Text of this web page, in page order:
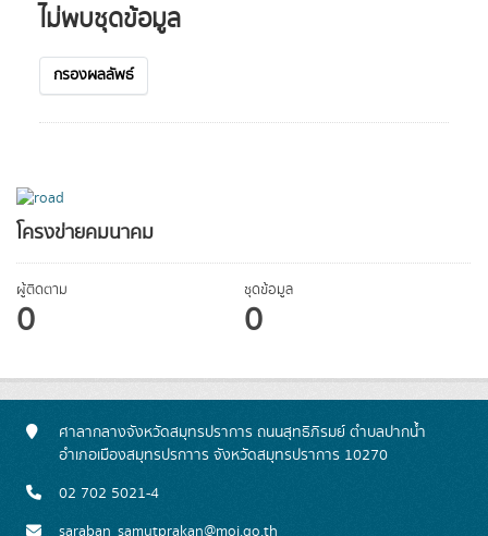
โครงข่ายคมนาคม
ผู้ติดตาม
0
ชุดข้อมูล
0
ไม่พบชุดข้อมูล
กรองผลลัพธ์
ศาลากลางจังหวัดสมุทรปราการ ถนนสุทธิภิรมย์ ตำบลปากน้ำ
อำเภอเมืองสมุทรปรกาาร จังหวัดสมุทรปราการ 10270
02 702 5021-4
saraban_samutprakan@moi.go.th